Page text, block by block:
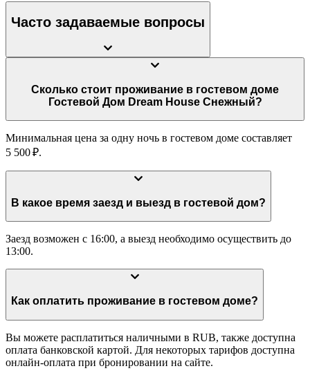
Часто задаваемые вопросы
Сколько стоит проживание в гостевом доме
Гостевой Дом Dream House Снежный?
Минимальная цена за одну ночь в гостевом доме составляет
5 500 ₽.
В какое время заезд и выезд в гостевой дом?
Заезд возможен с 16:00, а выезд необходимо осуществить до
13:00.
Как оплатить проживание в гостевом доме?
Вы можете расплатиться наличными в RUB, также доступна
оплата банковской картой. Для некоторых тарифов доступна
онлайн-оплата при бронировании на сайте.